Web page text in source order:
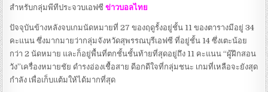
สำหรับกลุ่มพีทีประจวบเอฟซีข่าวบอลไทย
ปัจจุบันข้างหลังจบเกมนัดหมายที่ 27 ของฤดูรั้งอยู่ชั้น 11 ของตารางมีอยู่ 34
คะแนน ซึ่งมากมายว่ากลุ่มจังหวัดสุพรรณบุรีเอฟซี ที่อยู่ชั้น 14 ซึ่งเตะน้อย
กว่า 2 นัดหมาย และก็อยู่พื้นที่ตกชั้นชั้นท้ายที่สุดอยู่ถึง 11 คะแนน “ผู้ฝึกสอน
วัง”เครื่องหมายชัย ดำรงอ่องเชื้อสาย ดีอกดีใจที่กลุ่มชนะ เกมที่เหลือจะยังสุด
กำลัง เพื่อเก็บแต้มให้ได้มากที่สุด